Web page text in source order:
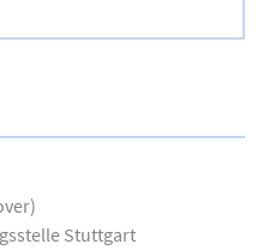
Stuttgart